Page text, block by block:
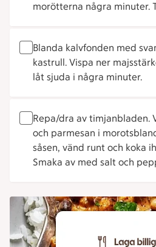
morötterna några minuter.
Blanda kalvfonden med
kastrull. Vispa ner
låt sjuda i några minuter.
Repa/dra av timjanbladen.
och parmesan i
såsen, vänd runt och koka
Smaka av med salt och